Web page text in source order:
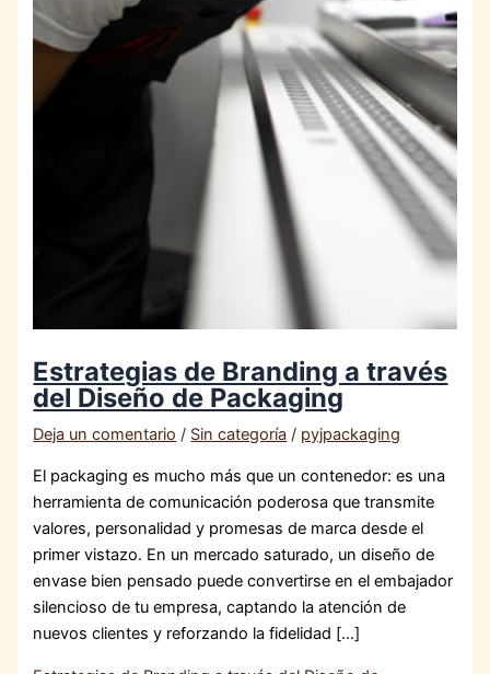
Estrategias de Branding a través
del Diseño de Packaging
Deja un comentario / Sin categoría / pyjpackaging
El packaging es mucho más que un contenedor: es una
herramienta de comunicación poderosa que transmite
valores, personalidad y promesas de marca desde el
primer vistazo. En un mercado saturado, un diseño de
envase bien pensado puede convertirse en el embajador
silencioso de tu empresa, captando la atención de
nuevos clientes y reforzando la fidelidad […]